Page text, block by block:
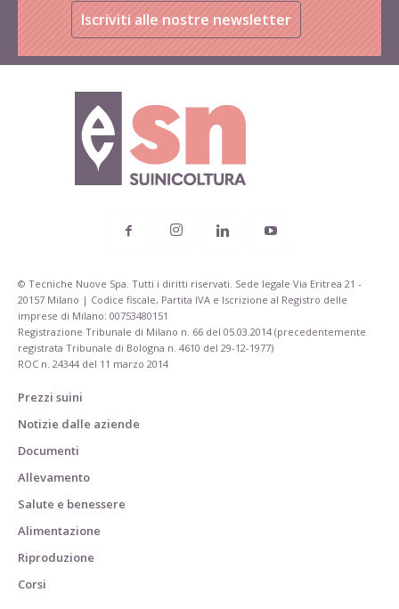
Iscriviti alle nostre newsletter
© Tecniche Nuove Spa. Tutti i diritti riservati. Sede legale Via Eritrea 21 -
20157 Milano | Codice fiscale, Partita IVA e Iscrizione al Registro delle
imprese di Milano: 00753480151
Registrazione Tribunale di Milano n. 66 del 05.03.2014 (precedentemente
registrata Tribunale di Bologna n. 4610 del 29-12-1977)
ROC n. 24344 del 11 marzo 2014
Prezzi suini
Notizie dalle aziende
Documenti
Allevamento
Salute e benessere
Alimentazione
Riproduzione
Corsi